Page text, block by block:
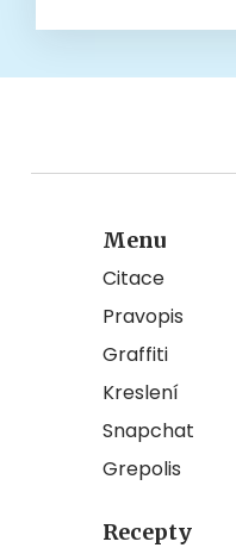
Menu
Citace
Pravopis
Graffiti
Kreslení
Snapchat
Grepolis
Recepty